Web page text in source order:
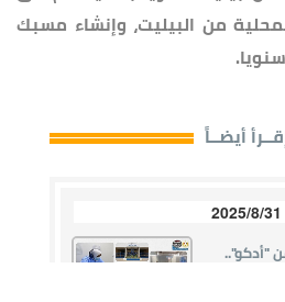
من البيليت، وإنشاء مسبك